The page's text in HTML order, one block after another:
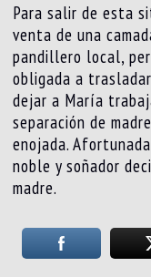
Para salir de esta
venta de una
pandillero local,
obligada a
dejar a María
separación de
enojada.
noble y soñador
madre.